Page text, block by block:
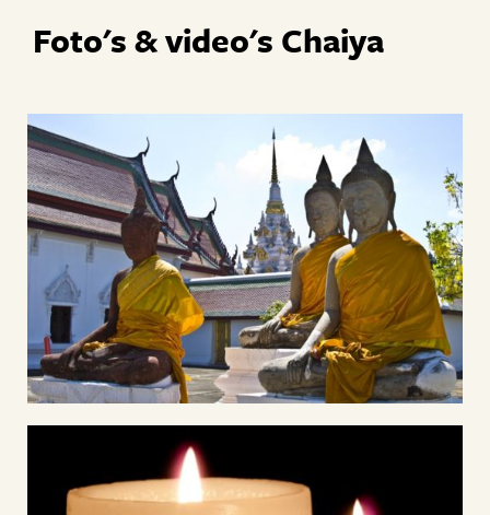
Foto's & video's Chaiya